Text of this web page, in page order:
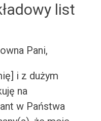
list
Pani,
i z dużym
na
w Państwa